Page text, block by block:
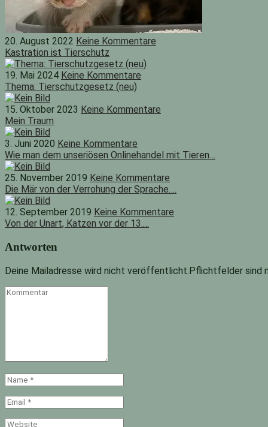
20. August 2022 Keine Kommentare
Kastration ist Tierschutz
19. Mai 2024 Keine Kommentare
Thema: Tierschutzgesetz (neu)
15. Oktober 2023 Keine Kommentare
Mein Traum
3. Juni 2020 Keine Kommentare
Wie man dem unseriösen Onlinehandel mit Tieren…
25. November 2019 Keine Kommentare
Die Mär von der Verrohung der Sprache….
12. September 2019 Keine Kommentare
Von der Unart, Katzen vor der 13.…
Antworten
Deine Mailadresse wird nicht veröffentlicht.Pflichtfelder sind
Kommentar
Name
*
Email
*
Website